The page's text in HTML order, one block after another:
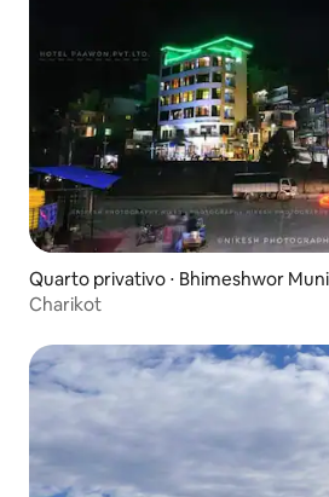
Quarto privativo ⋅ Bhimeshwor
Charikot